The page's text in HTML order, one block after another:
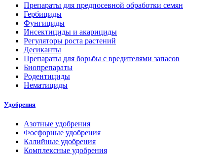
Препараты для предпосевной обработки семян
Гербициды
Фунгициды
Инсектициды и акарициды
Регуляторы роста растений
Десиканты
Препараты для борьбы с вредителями запасов
Биопрепараты
Родентициды
Нематициды
Удобрения
Азотные удобрения
Фосфорные удобрения
Калийные удобрения
Комплексные удобрения